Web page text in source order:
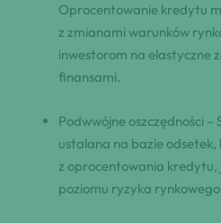
Oprocentowanie kredytu
z zmianami warunków
inwestorom na elastyczne
finansami.
Podwwójne oszczędności
ustalana na bazie
z oprocentowania kredytu,
poziomu ryzyka